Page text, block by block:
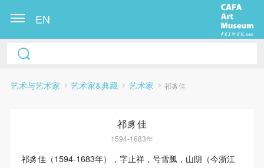
EN
艺术与艺术家 艺术家&典藏 艺术家 祁豸佳
祁豸佳
1594-1683年
祁豸佳（1594-1683年），字止祥，号雪瓢，山阴（今浙江